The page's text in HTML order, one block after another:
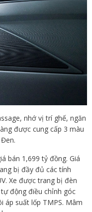
nhớ vị trí ghế, ngăn
được cung cấp 3 màu
bán 1,699 tỷ đồng. Giá
bị đầy đủ các tính
Xe được trang bị đèn
động điều chỉnh góc
áp suất lốp TMPS. Mâm